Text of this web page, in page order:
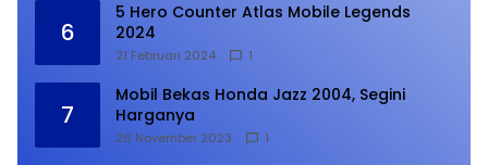
6
5 Hero Counter Atlas Mobile Legends
2024
21 Februari 2024 1
7
Mobil Bekas Honda Jazz 2004, Segini
Harganya
26 November 2023 1